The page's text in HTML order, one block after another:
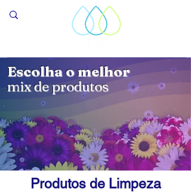
Escolha o melhor
mix de produtos
Produtos de Limpeza